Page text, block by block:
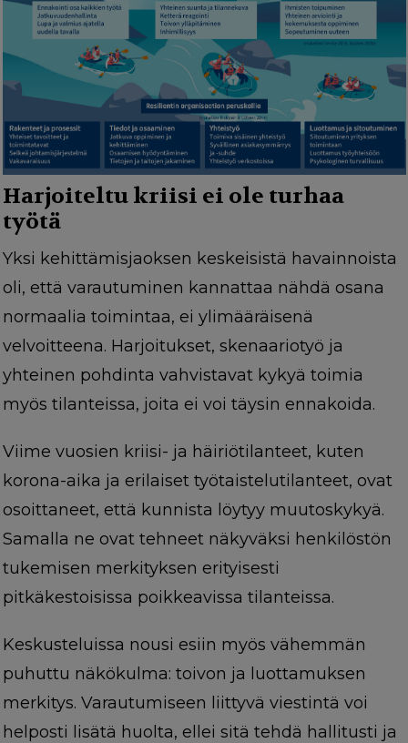
Harjoiteltu kriisi ei ole turhaa
työtä
Yksi kehittämisjaoksen keskeisistä havainnoista
oli, että varautuminen kannattaa nähdä osana
normaalia toimintaa, ei ylimääräisenä
velvoitteena. Harjoitukset, skenaariotyö ja
yhteinen pohdinta vahvistavat kykyä toimia
myös tilanteissa, joita ei voi täysin ennakoida.
Viime vuosien kriisi- ja häiriötilanteet, kuten
korona-aika ja erilaiset työtaistelutilanteet, ovat
osoittaneet, että kunnista löytyy muutoskykyä.
Samalla ne ovat tehneet näkyväksi henkilöstön
tukemisen merkityksen erityisesti
pitkäkestoisissa poikkeavissa tilanteissa.
Keskusteluissa nousi esiin myös vähemmän
puhuttu näkökulma: toivon ja luottamuksen
merkitys. Varautumiseen liittyvä viestintä voi
helposti lisätä huolta, ellei sitä tehdä hallitusti ja